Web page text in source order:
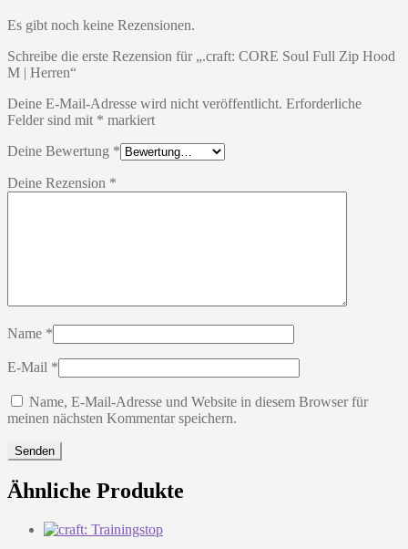
Es gibt noch keine Rezensionen.
Schreibe die erste Rezension für „.craft: CORE Soul Full Zip Hood
M | Herren“
Deine E-Mail-Adresse wird nicht veröffentlicht. Erforderliche
Felder sind mit * markiert
Deine Bewertung *
Deine Rezension *
Name *
E-Mail *
Name, E-Mail-Adresse und Website in diesem Browser für
meinen nächsten Kommentar speichern.
Ähnliche Produkte